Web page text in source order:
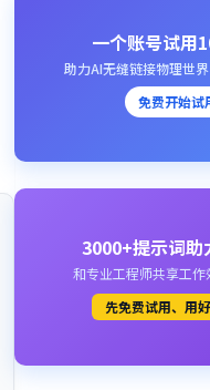
一个账号试用
助力AI无缝链接物理世
免费开始
3000+提示词助
和专业工程师共享工
先免费试用、用